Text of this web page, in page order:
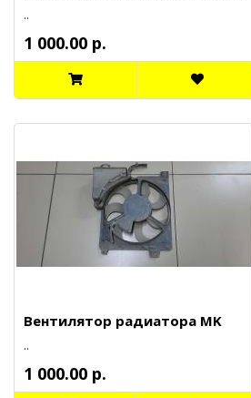
..
1 000.00 р.
Вентилятор радиатора MK
..
1 000.00 р.